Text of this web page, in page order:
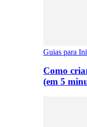
Guias para
Como
(em 5